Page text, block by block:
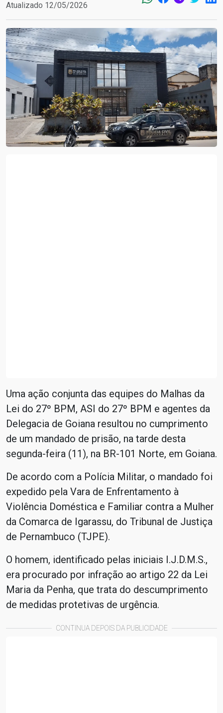
Atualizado 12/05/2026
Uma ação conjunta das equipes do Malhas da
Lei do 27º BPM, ASI do 27º BPM e agentes da
Delegacia de Goiana resultou no cumprimento
de um mandado de prisão, na tarde desta
segunda-feira (11), na BR-101 Norte, em Goiana.
De acordo com a Polícia Militar, o mandado foi
expedido pela Vara de Enfrentamento à
Violência Doméstica e Familiar contra a Mulher
da Comarca de Igarassu, do Tribunal de Justiça
de Pernambuco (TJPE).
O homem, identificado pelas iniciais I.J.D.M.S.,
era procurado por infração ao artigo 22 da Lei
Maria da Penha, que trata do descumprimento
de medidas protetivas de urgência.
CONTINUA DEPOIS DA PUBLICIDADE